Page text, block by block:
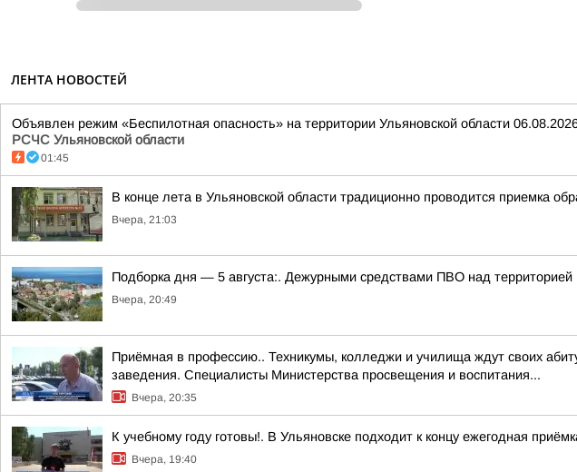
ЛЕНТА НОВОСТЕЙ
Объявлен режим «Беспилотная опасность» на территории Ульяновской области
РСЧС Ульяновской области
01:45
В конце лета в Ульяновской области традиционно проводится приемка
Вчера, 21:03
Подборка дня — 5 августа:. Дежурными средствами ПВО над
Вчера, 20:49
Приёмная в профессию.. Техникумы, колледжи и училища ждут своих
заведения. Специалисты Министерства просвещения и воспитания...
Вчера, 20:35
К учебному году готовы!. В Ульяновске подходит к концу ежегодная
Вчера, 19:40